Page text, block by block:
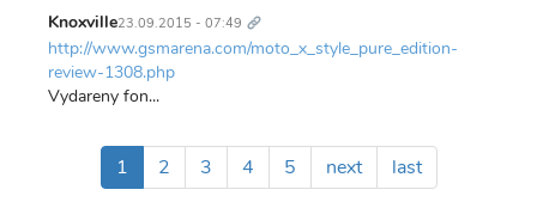
Knoxville23.09.2015 - 07:49 odkaz
http://www.gsmarena.com/moto_x_style_pure_edition-
review-1308.php
Vydareny fon...
Aktuálna
stránka
1 Page
2 Page
3 Page
4 Page
5
Ďalšia
strana
next
Posledná
strana
last